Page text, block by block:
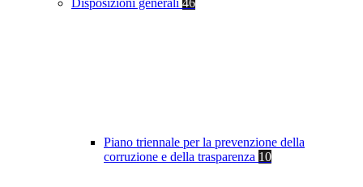
Disposizioni generali 46
Piano triennale per la prevenzione della
corruzione e della trasparenza 10